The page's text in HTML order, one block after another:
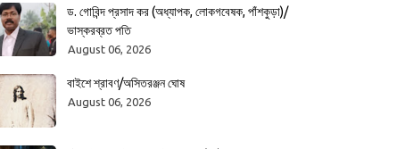
ড. গোবিন্দ প্রসাদ কর (অধ্যাপক, লোকগবেষক, পাঁশকুড়া)/
ভাস্করব্রত পতি
August 06, 2026
বাইশে শ্রাবণ/অসিতরঞ্জন ঘোষ
August 06, 2026